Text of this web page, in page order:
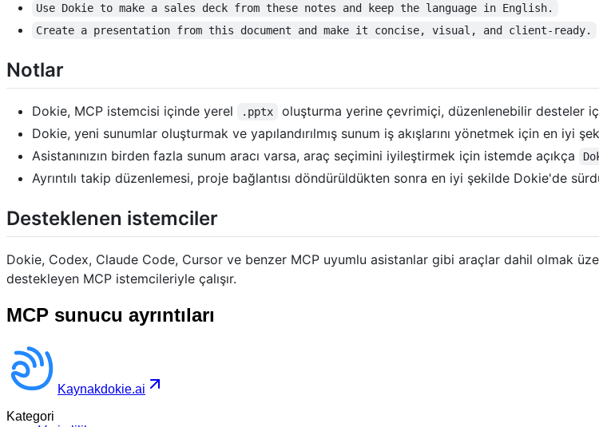
Use Dokie to make a sales deck from these notes and keep the language in English.
Create a presentation from this document and make it concise, visual, and client-ready.
Notlar
Dokie, MCP istemcisi içinde yerel .pptx
oluşturma yerine çevrimiçi, düzenlenebilir desteler
Dokie, yeni sunumlar oluşturmak ve yapılandırılmış sunum iş akışlarını yönetmek için en iyi
Asistanınızın birden fazla sunum aracı varsa, araç seçimini iyileştirmek için istemde açıkça
Ayrıntılı takip düzenlemesi, proje bağlantısı döndürüldükten sonra en iyi şekilde Dokie'de
Desteklenen istemciler
Dokie, Codex, Claude Code, Cursor ve benzer MCP uyumlu asistanlar gibi araçlar dahil olmak
destekleyen MCP istemcileriyle çalışır.
MCP sunucu ayrıntıları
Kaynakdokie.ai
Kategori